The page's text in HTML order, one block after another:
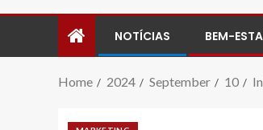
NOTÍCIAS BEM-
Home 2024 September 10